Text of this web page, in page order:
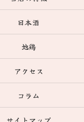
日本酒
地鶏
アクセス
コラム
サイトマップ